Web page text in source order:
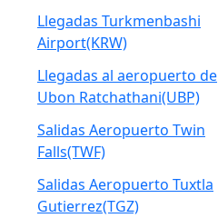
Llegadas Turkmenbashi
Airport(KRW)
Llegadas al aeropuerto de
Ubon Ratchathani(UBP)
Salidas Aeropuerto Twin
Falls(TWF)
Salidas Aeropuerto Tuxtla
Gutierrez(TGZ)